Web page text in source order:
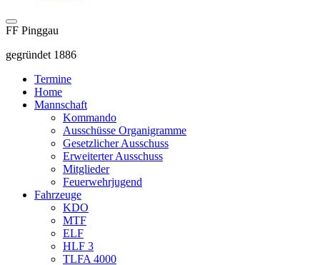
FF Pinggau
gegründet 1886
Termine
Home
Mannschaft
Kommando
Ausschüsse Organigramme
Gesetzlicher Ausschuss
Erweiterter Ausschuss
Mitglieder
Feuerwehrjugend
Fahrzeuge
KDO
MTF
ELF
HLF 3
TLFA 4000